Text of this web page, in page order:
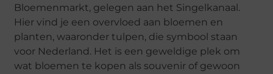
Bloemenmarkt, gelegen aan het Singelkanaal.
Hier vind je een overvloed aan bloemen en
planten, waaronder tulpen, die symbool staan
voor Nederland. Het is een geweldige plek om
wat bloemen te kopen als souvenir of gewoon